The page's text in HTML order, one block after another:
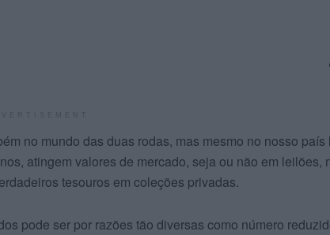
no mundo das duas rodas, mas mesmo no nosso país
atingem valores de mercado, seja ou não em leilões,
tesouros em coleções privadas.
pode ser por razões tão diversas como número